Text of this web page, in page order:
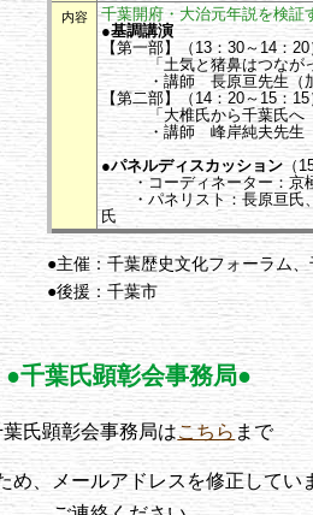
内容
千葉開府・大治元年説を検証
●基調講演
【第一部】（13：30～14：20
「土気と猪鼻はつながっ
・講師 長原亘先生（
【第二部】（14：20～15：15
「大椎氏から千葉氏へ ～
・講師 峰岸純夫先生（
●パネルディスカッション （
・コーディネーター：京
・パネリスト：長原亘氏、
氏
●主催： 千葉歴史文化フォーラム、
●後援：千葉市
●千葉氏顕彰会事務局●
葉氏顕彰会事務局はこちら まで
、メールアドレスを修正してい